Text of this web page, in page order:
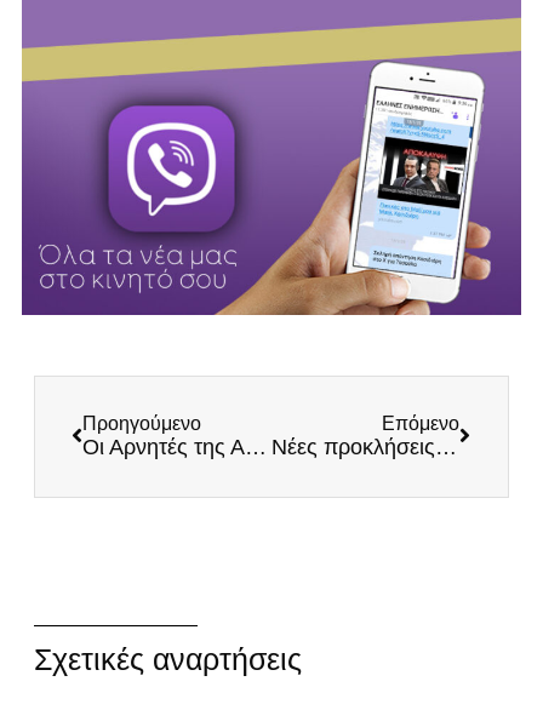
Προηγούμενο
Οι Αρνητές της Αλήθειας, Οι Αρνητές της Λογικής
Επόμενο
Νέες προκλήσεις των Αλβανών για την εκτέλεση Κατσίφα! Ελληνική κυβέρνηση υπάρχει;
Σχετικές αναρτήσεις